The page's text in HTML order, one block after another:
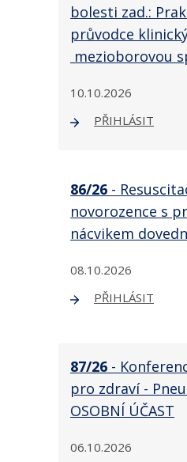
bolesti zad.:
průvodce
mezioborovou
10.10.2026
PŘIHLÁSIT
86/26 -
novorozence s
nácvikem
08.10.2026
PŘIHLÁSIT
87/26 -
pro zdraví -
OSOBNÍ ÚČAST
06.10.2026